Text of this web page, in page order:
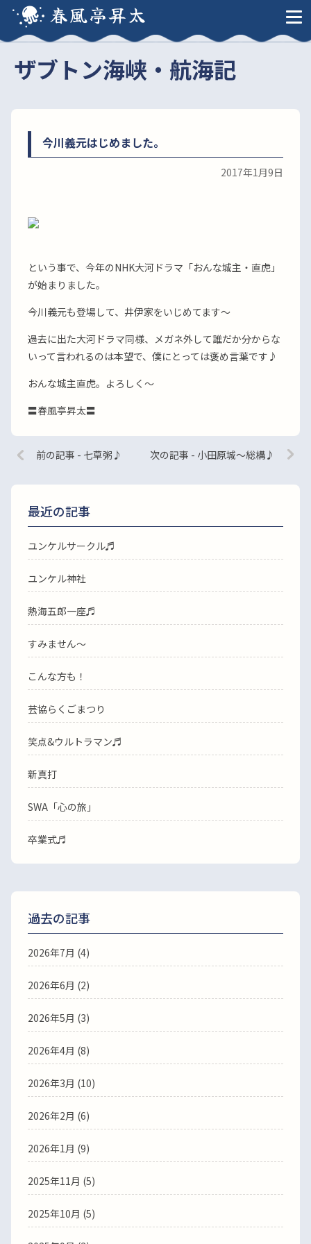
春風亭昇太
ザブトン海峡・航海記
今川義元はじめました。
2017年1月9日
という事で、今年のNHK大河ドラマ「おんな城主・直虎」
が始まりました。
今川義元も登場して、井伊家をいじめてます〜
過去に出た大河ドラマ同様、メガネ外して誰だか分からな
いって言われるのは本望で、僕にとっては褒め言葉です♪
おんな城主直虎。よろしく〜
〓春風亭昇太〓
前の記事 - 七草粥♪ 次の記事 - 小田原城〜総構♪
最近の記事
ユンケルサークル♬
ユンケル神社
熱海五郎一座♬
すみません〜
こんな方も！
芸協らくごまつり
笑点&ウルトラマン♬
新真打
SWA「心の旅」
卒業式♬
過去の記事
2026年7月 (4)
2026年6月 (2)
2026年5月 (3)
2026年4月 (8)
2026年3月 (10)
2026年2月 (6)
2026年1月 (9)
2025年11月 (5)
2025年10月 (5)